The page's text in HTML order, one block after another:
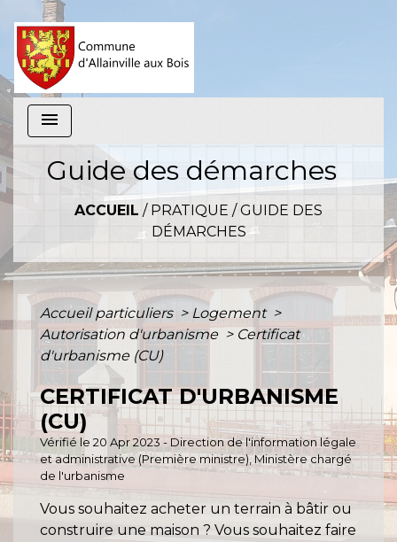
menu
Guide des démarches
ACCUEIL / PRATIQUE /GUIDE DES
DÉMARCHES
Accueil particuliers > Logement >
Autorisation d'urbanisme > Certificat
d'urbanisme (CU)
CERTIFICAT D'URBANISME
(CU)
Vérifié le 20 Apr 2023 - Direction de l'information légale
et administrative (Première ministre), Ministère chargé
de l'urbanisme
Vous souhaitez acheter un terrain à bâtir ou
construire une maison ? Vous souhaitez faire